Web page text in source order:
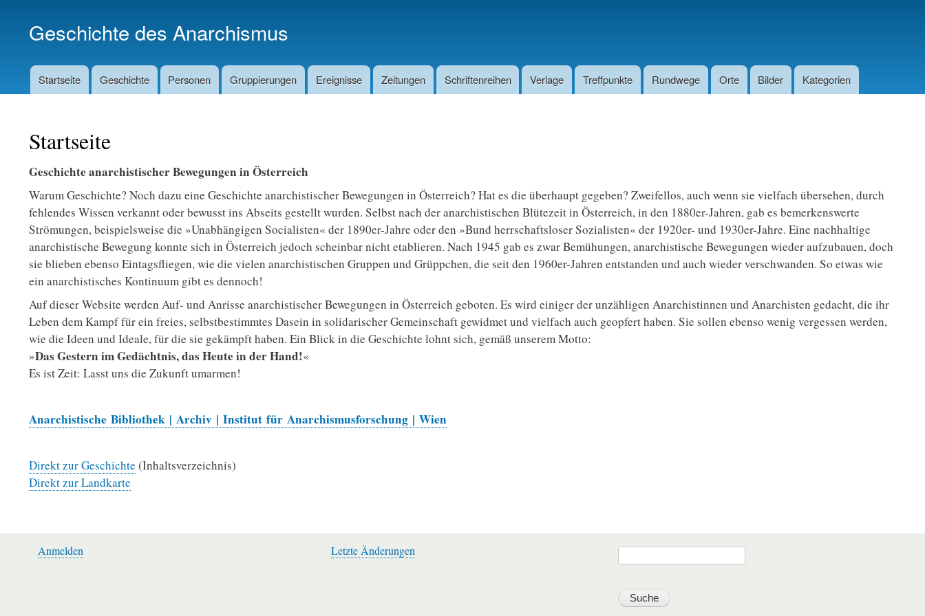
Geschichte des Anarchismus
Hauptnavigation
Startseite Geschichte Personen Gruppierungen Ereignisse Zeitungen Schriftenreihen Verlage Treffpunkte Rundwege Orte Bilder Kategorien
Startseite
Geschichte anarchistischer Bewegungen in Österreich
Warum Geschichte? Noch dazu eine Geschichte anarchistischer Bewegungen in Österreich? Hat es die überhaupt gegeben? Zweifellos, auch wenn sie vielfach übersehen, durch
fehlendes Wissen verkannt oder bewusst ins Abseits gestellt wurden. Selbst nach der anarchistischen Blütezeit in Österreich, in den 1880er-Jahren, gab es bemerkenswerte
Strömungen, beispielsweise die »Unabhängigen Socialisten« der 1890er-Jahre oder den »Bund herrschaftsloser Sozialisten« der 1920er- und 1930er-Jahre. Eine nachhaltige
anarchistische Bewegung konnte sich in Österreich jedoch scheinbar nicht etablieren. Nach 1945 gab es zwar Bemühungen, anarchistische Bewegungen wieder aufzubauen, doch
sie blieben ebenso Eintagsfliegen, wie die vielen anarchistischen Gruppen und Grüppchen, die seit den 1960er-Jahren entstanden und auch wieder verschwanden. So etwas wie
ein anarchistisches Kontinuum gibt es dennoch!
Auf dieser Website werden Auf- und Anrisse anarchistischer Bewegungen in Österreich geboten. Es wird einiger der unzähligen Anarchistinnen und Anarchisten gedacht, die ihr
Leben dem Kampf für ein freies, selbstbestimmtes Dasein in solidarischer Gemeinschaft gewidmet und vielfach auch geopfert haben. Sie sollen ebenso wenig vergessen werden,
wie die Ideen und Ideale, für die sie gekämpft haben. Ein Blick in die Geschichte lohnt sich, gemäß unserem Motto:
»Das Gestern im Gedächtnis, das Heute in der Hand!«
Es ist Zeit: Lasst uns die Zukunft umarmen!
Anarchistische Bibliothek | Archiv | Institut für Anarchismusforschung | Wien
Direkt zur Geschichte (Inhaltsverzeichnis)
Direkt zur Landkarte
Benutzermenü
Anmelden
Werkzeuge
Letzte Änderungen Suche